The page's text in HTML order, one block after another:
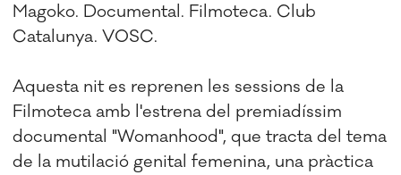
Magoko. Documental. Filmoteca. Club
Catalunya. VOSC.
Aquesta nit es reprenen les sessions de la
Filmoteca amb l'estrena del premiadíssim
documental "Womanhood", que tracta del tema
de la mutilació genital femenina, una pràctica